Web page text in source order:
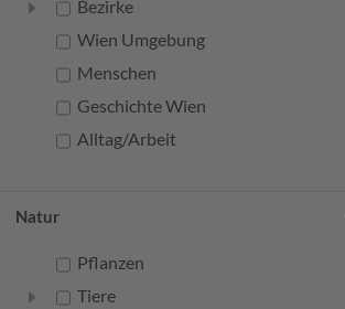
Bezirke
Wien Umgebung
Menschen
Geschichte Wien
Alltag/Arbeit
Natur
Pflanzen
Tiere